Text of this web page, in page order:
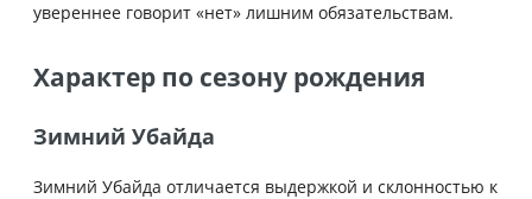
увереннее говорит «нет» лишним обязательствам.
Характер по сезону рождения
Зимний Убайда
Зимний Убайда отличается выдержкой и склонностью к